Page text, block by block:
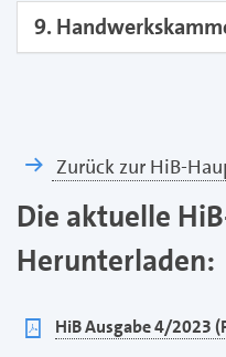
9.
Zurück zur HiB-
Die aktuelle
Herunterladen:
pdf HiB Ausgabe 4/2023